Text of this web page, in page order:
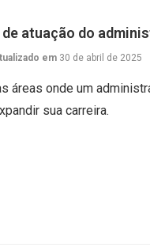
atuação do
em 30 de abril de 2025
áreas onde um
sua carreira.